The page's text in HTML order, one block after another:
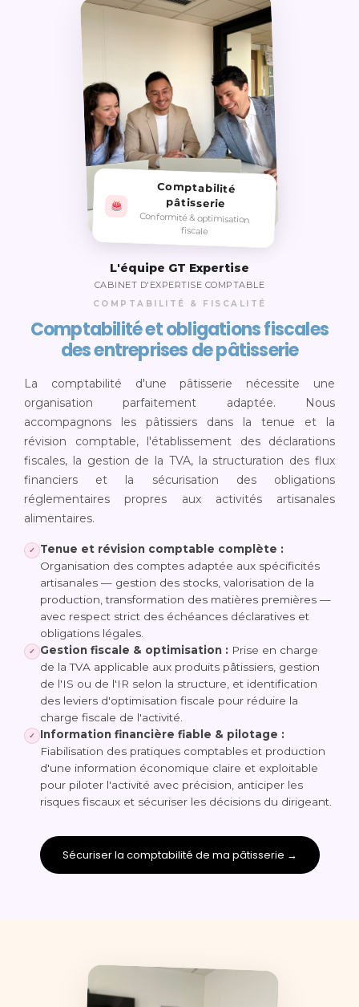
Comptabilité
pâtisserie
Conformité & optimisation
fiscale
L'équipe GT Expertise
CABINET D'EXPERTISE COMPTABLE
COMPTABILITÉ & FISCALITÉ
Comptabilité et obligations fiscales
des entreprises de pâtisserie
La comptabilité d'une pâtisserie nécessite une
organisation parfaitement adaptée. Nous
accompagnons les pâtissiers dans la tenue et la
révision comptable, l'établissement des déclarations
fiscales, la gestion de la TVA, la structuration des flux
financiers et la sécurisation des obligations
réglementaires propres aux activités artisanales
alimentaires.
✓
Tenue et révision comptable complète :
Organisation des comptes adaptée aux spécificités
artisanales — gestion des stocks, valorisation de la
production, transformation des matières premières —
avec respect strict des échéances déclaratives et
obligations légales.
✓ Gestion fiscale & optimisation : Prise en charge
de la TVA applicable aux produits pâtissiers, gestion
de l'IS ou de l'IR selon la structure, et identification
des leviers d'optimisation fiscale pour réduire la
charge fiscale de l'activité.
✓
Information financière fiable & pilotage :
Fiabilisation des pratiques comptables et production
d'une information économique claire et exploitable
pour piloter l'activité avec précision, anticiper les
risques fiscaux et sécuriser les décisions du dirigeant.
Sécuriser la comptabilité de ma pâtisserie →